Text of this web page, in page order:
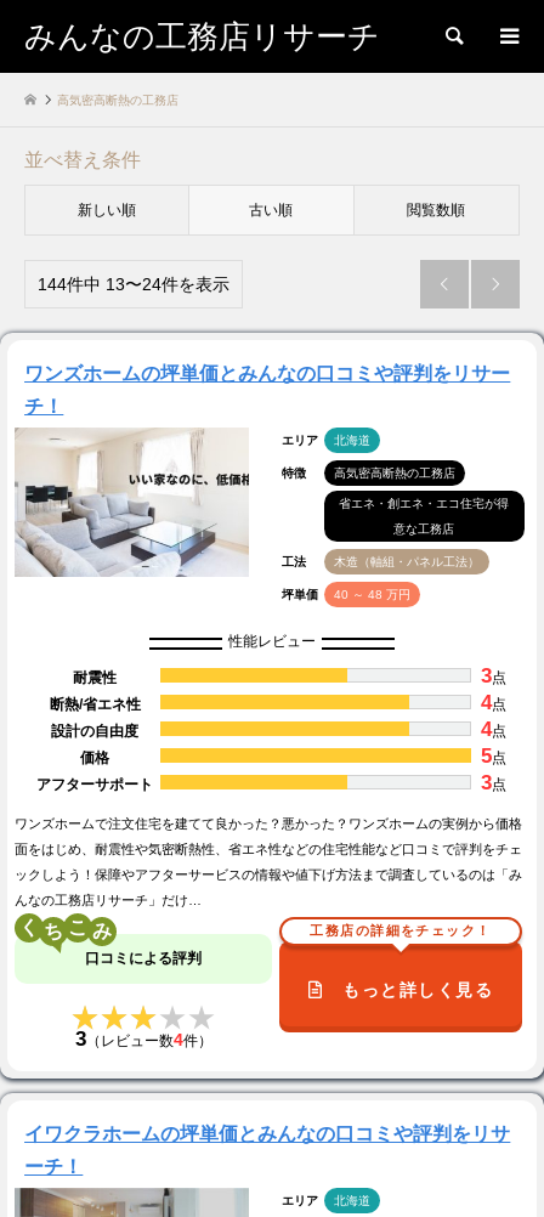
みんなの工務店リサーチ 検索
高気密高断熱の工務店
並べ替え条件
新しい順 古い順 閲覧数順
144件中 13〜24件を表示  
ワンズホームの坪単価とみんなの口コミや評判をリサー
チ！
エリア 北海道
特徴 高気密高断熱の工務店
省エネ・創エネ・エコ住宅が得
意な工務店
工法 木造（軸組・パネル工法）
坪単価 40 ～ 48 万円
性能レビュー
耐震性 3点
断熱/省エネ性
4点
設計の自由度
4点
価格
5点
アフターサポート
3点
ワンズホームで注文住宅を建てて良かった？悪かった？ワンズホームの実例から価格
面をはじめ、耐震性や気密断熱性、省エネ性などの住宅性能など口コミで評判をチェ
ックしよう！保障やアフターサービスの情報や値下げ方法まで調査しているのは「み
んなの工務店リサーチ」だけ…
く こ
口コミによる評判
★★★★★
★★★★★
3（レビュー数4件）
工務店の詳細をチェック！
もっと詳しく見る
イワクラホームの坪単価とみんなの口コミや評判をリサ
ーチ！
エリア 北海道